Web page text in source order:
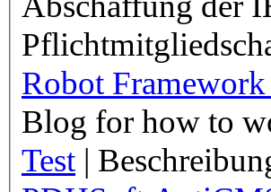
Robot
Blog for how to
Test |